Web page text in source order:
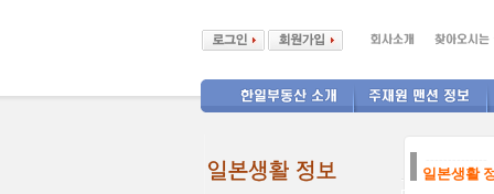
일본생활